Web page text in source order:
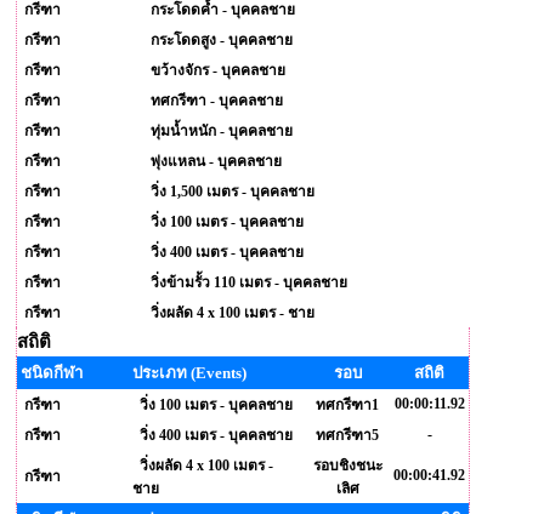
กรีฑา
กระโดดค้ำ - บุคคลชาย
กรีฑา
กระโดดสูง - บุคคลชาย
กรีฑา
ขว้างจักร - บุคคลชาย
กรีฑา
ทศกรีฑา - บุคคลชาย
กรีฑา
ทุ่มน้ำหนัก - บุคคลชาย
กรีฑา
พุ่งแหลน - บุคคลชาย
กรีฑา
วิ่ง 1,500 เมตร - บุคคลชาย
กรีฑา
วิ่ง 100 เมตร - บุคคลชาย
กรีฑา
วิ่ง 400 เมตร - บุคคลชาย
กรีฑา
วิ่งข้ามรั้ว 110 เมตร - บุคคลชาย
กรีฑา
วิ่งผลัด 4 x 100 เมตร - ชาย
สถิติ
ชนิดกีฬา ประเภท (Events) รอบ สถิติ
กรีฑา วิ่ง 100 เมตร - บุคคลชาย ทศกรีฑา1
00:00:11.92
กรีฑา
วิ่ง 400 เมตร - บุคคลชาย ทศกรีฑา5 -
กรีฑา
วิ่งผลัด 4 x 100 เมตร -
ชาย
รอบชิงชนะ
เลิศ
00:00:41.92